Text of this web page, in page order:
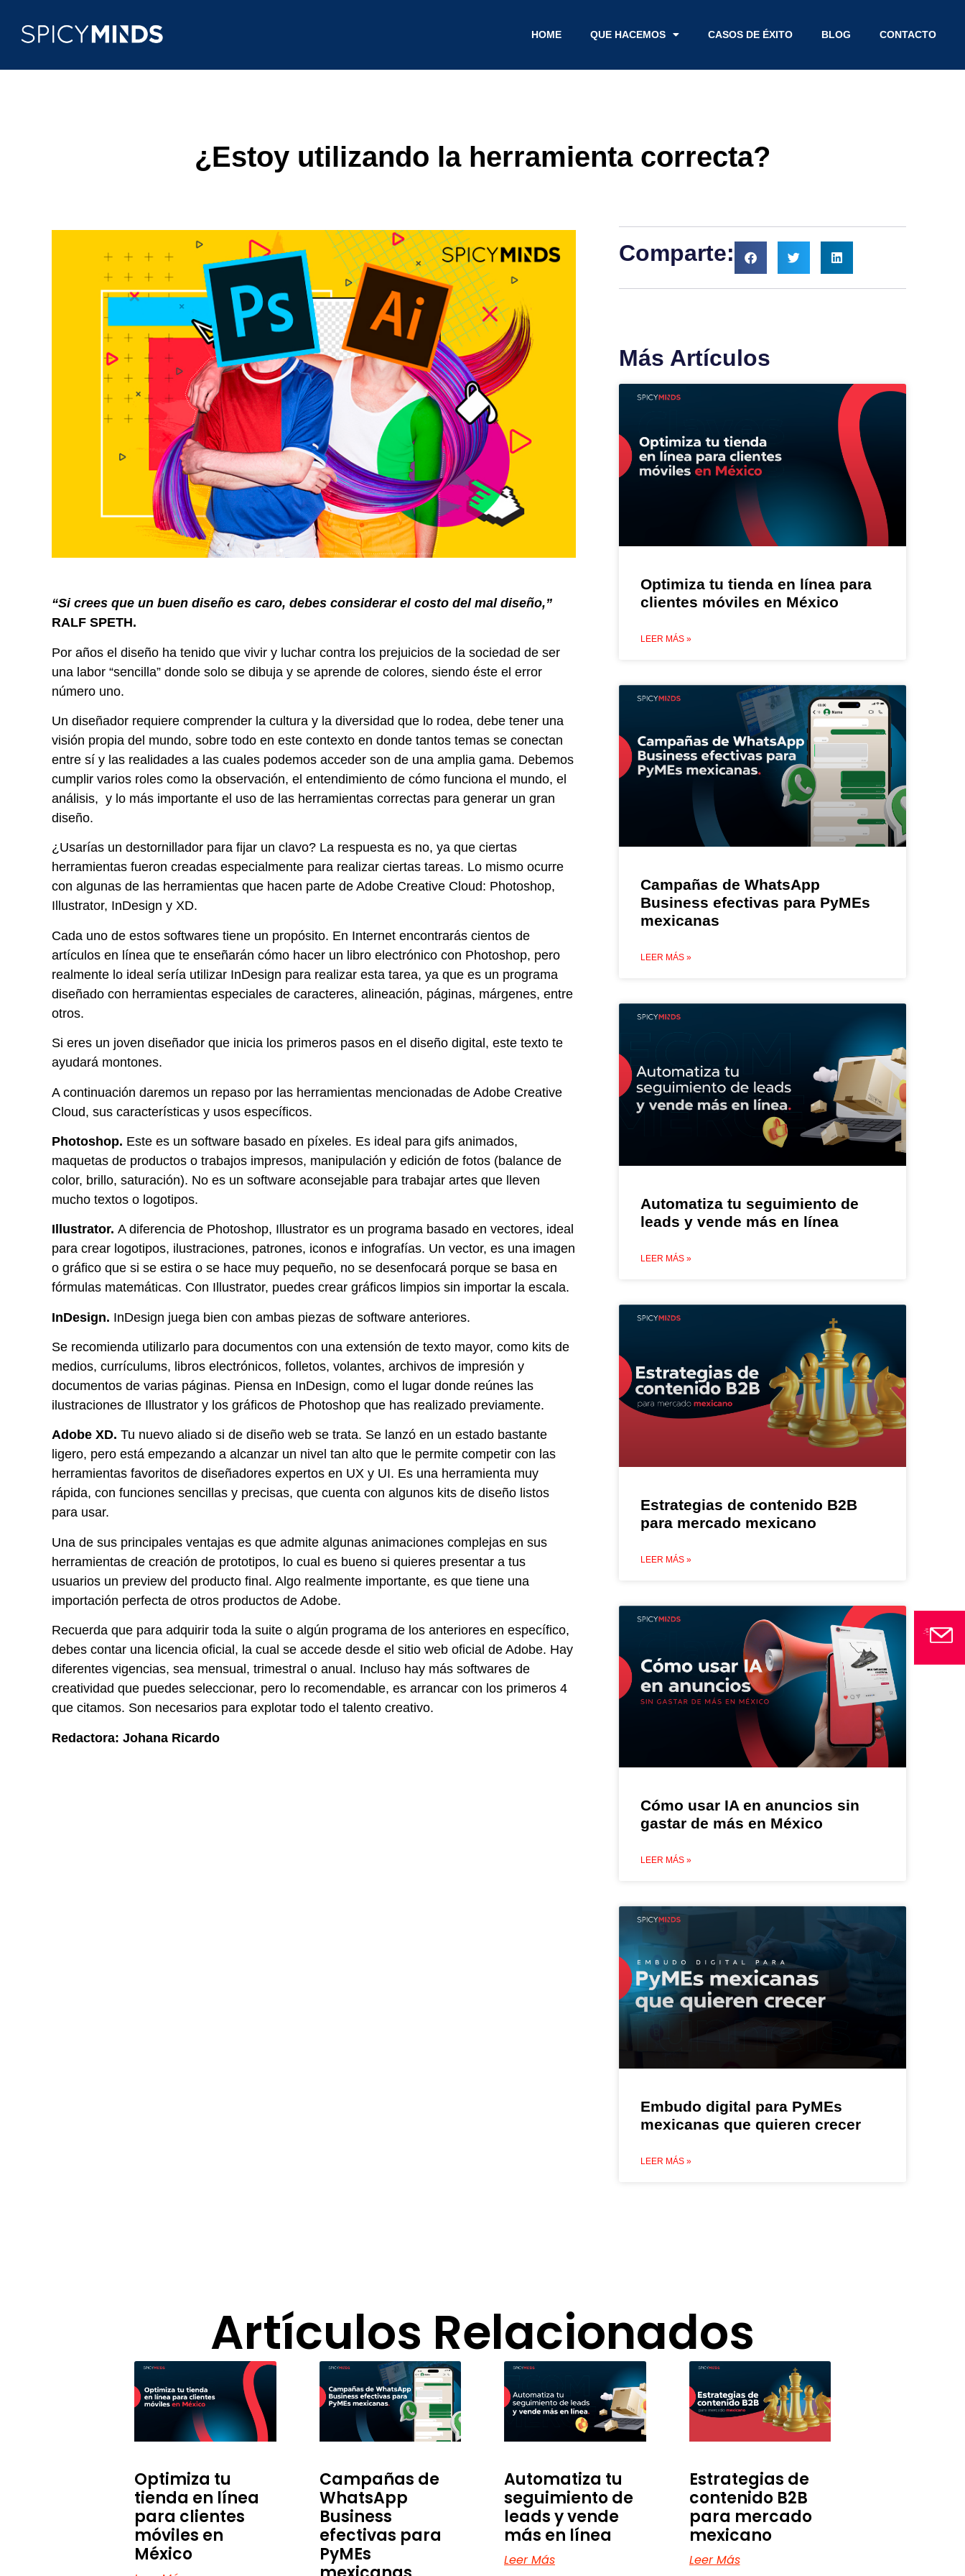
HOME QUE HACEMOS CASOS DE ÉXITO BLOG CONTACTO
¿Estoy utilizando la herramienta correcta?
“Si crees que un buen diseño es caro, debes considerar el costo del mal diseño,”
RALF SPETH.
Por años el diseño ha tenido que vivir y luchar contra los prejuicios de la sociedad de ser
una labor “sencilla” donde solo se dibuja y se aprende de colores, siendo éste el error
número uno.
Un diseñador requiere comprender la cultura y la diversidad que lo rodea, debe tener una
visión propia del mundo, sobre todo en este contexto en donde tantos temas se conectan
entre sí y las realidades a las cuales podemos acceder son de una amplia gama. Debemos
cumplir varios roles como la observación, el entendimiento de cómo funciona el mundo, el
análisis, y lo más importante el uso de las herramientas correctas para generar un gran
diseño.
¿Usarías un destornillador para fijar un clavo? La respuesta es no, ya que ciertas
herramientas fueron creadas especialmente para realizar ciertas tareas. Lo mismo ocurre
con algunas de las herramientas que hacen parte de Adobe Creative Cloud: Photoshop,
Illustrator, InDesign y XD.
Cada uno de estos softwares tiene un propósito. En Internet encontrarás cientos de
artículos en línea que te enseñarán cómo hacer un libro electrónico con Photoshop, pero
realmente lo ideal sería utilizar InDesign para realizar esta tarea, ya que es un programa
diseñado con herramientas especiales de caracteres, alineación, páginas, márgenes, entre
otros.
Si eres un joven diseñador que inicia los primeros pasos en el diseño digital, este texto te
ayudará montones.
A continuación daremos un repaso por las herramientas mencionadas de Adobe Creative
Cloud, sus características y usos específicos.
Photoshop. Este es un software basado en píxeles. Es ideal para gifs animados,
maquetas de productos o trabajos impresos, manipulación y edición de fotos (balance de
color, brillo, saturación). No es un software aconsejable para trabajar artes que lleven
mucho textos o logotipos.
Illustrator. A diferencia de Photoshop, Illustrator es un programa basado en vectores, ideal
para crear logotipos, ilustraciones, patrones, iconos e infografías. Un vector, es una imagen
o gráfico que si se estira o se hace muy pequeño, no se desenfocará porque se basa en
fórmulas matemáticas. Con Illustrator, puedes crear gráficos limpios sin importar la escala.
InDesign. InDesign juega bien con ambas piezas de software anteriores.
Se recomienda utilizarlo para documentos con una extensión de texto mayor, como kits de
medios, currículums, libros electrónicos, folletos, volantes, archivos de impresión y
documentos de varias páginas. Piensa en InDesign, como el lugar donde reúnes las
ilustraciones de Illustrator y los gráficos de Photoshop que has realizado previamente.
Adobe XD. Tu nuevo aliado si de diseño web se trata. Se lanzó en un estado bastante
ligero, pero está empezando a alcanzar un nivel tan alto que le permite competir con las
herramientas favoritos de diseñadores expertos en UX y UI. Es una herramienta muy
rápida, con funciones sencillas y precisas, que cuenta con algunos kits de diseño listos
para usar.
Una de sus principales ventajas es que admite algunas animaciones complejas en sus
herramientas de creación de prototipos, lo cual es bueno si quieres presentar a tus
usuarios un preview del producto final. Algo realmente importante, es que tiene una
importación perfecta de otros productos de Adobe.
Recuerda que para adquirir toda la suite o algún programa de los anteriores en específico,
debes contar una licencia oficial, la cual se accede desde el sitio web oficial de Adobe. Hay
diferentes vigencias, sea mensual, trimestral o anual. Incluso hay más softwares de
creatividad que puedes seleccionar, pero lo recomendable, es arrancar con los primeros 4
que citamos. Son necesarios para explotar todo el talento creativo.
Redactora: Johana Ricardo
Comparte:
Más Artículos
Optimiza tu tienda en línea para
clientes móviles en México
LEER MÁS »
Campañas de WhatsApp
Business efectivas para PyMEs
mexicanas
LEER MÁS »
Automatiza tu seguimiento de
leads y vende más en línea
LEER MÁS »
Estrategias de contenido B2B
para mercado mexicano
LEER MÁS »
Cómo usar IA en anuncios sin
gastar de más en México
LEER MÁS »
Embudo digital para PyMEs
mexicanas que quieren crecer
LEER MÁS »
Artículos Relacionados
Optimiza tu
tienda en línea
para clientes
móviles en
México
Campañas de
WhatsApp
Business
efectivas para
PyMEs
Automatiza tu
seguimiento de
leads y vende
más en línea
Leer Más
Estrategias de
contenido B2B
para mercado
mexicano
Leer Más